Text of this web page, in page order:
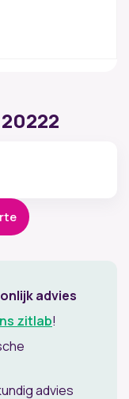
advies
zitlab!
advies